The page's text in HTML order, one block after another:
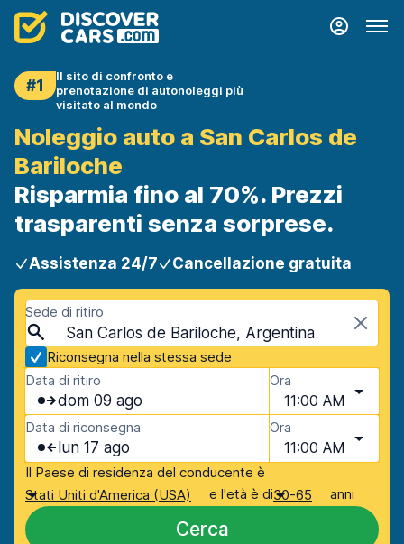
#1
Il sito di confronto e
prenotazione di autonoleggi più
visitato al mondo
Noleggio auto a San Carlos de
Bariloche
Risparmia fino al 70%. Prezzi
trasparenti senza sorprese.
Assistenza 24/7 Cancellazione gratuita
Sede di ritiro
San Carlos de Bariloche, Argentina
Riconsegna nella stessa sede
Data di ritiro
dom 09 ago
Ora
11:00 AM
Data di riconsegna
lun 17 ago
Ora
11:00 AM
Il Paese di residenza del conducente è
Stati Uniti d'America (USA)
e l'età è di30-65 anni
Cerca